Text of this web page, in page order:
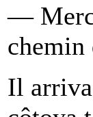
—
Il